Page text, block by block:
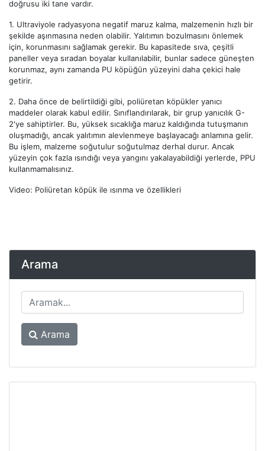
doğrusu iki tane vardır.
1. Ultraviyole radyasyona negatif maruz kalma, malzemenin hızlı bir
şekilde aşınmasına neden olabilir. Yalıtımın bozulmasını önlemek
için, korunmasını sağlamak gerekir. Bu kapasitede sıva, çeşitli
paneller veya sıradan boyalar kullanılabilir, bunlar sadece güneşten
korunmaz, aynı zamanda PU köpüğün yüzeyini daha çekici hale
getirir.
2. Daha önce de belirtildiği gibi, poliüretan köpükler yanıcı
maddeler olarak kabul edilir. Sınıflandırılarak, bir grup yanıcılık G-
2'ye sahiptirler. Bu, yüksek sıcaklığa maruz kaldığında tutuşmanın
oluşmadığı, ancak yalıtımın alevlenmeye başlayacağı anlamına gelir.
Bu işlem, malzeme soğutulur soğutulmaz derhal durur. Ancak
yüzeyin çok fazla ısındığı veya yangını yakalayabildiği yerlerde, PPU
kullanmamalısınız.
Video: Poliüretan köpük ile ısınma ve özellikleri
Arama
Arama